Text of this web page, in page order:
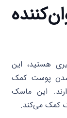
هستید، این
پوست کمک
این ماسک
کمک می‌کند.